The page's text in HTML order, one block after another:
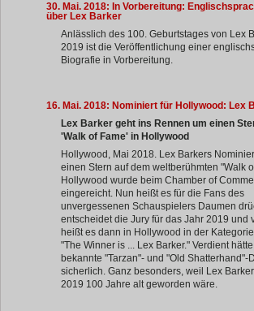
30. Mai. 2018: In Vorbereitung:
über Lex Barker
Anlässlich des 100. Geburtstages von Lex
2019 ist die Veröffentlichung einer
Biografie in Vorbereitung.
16. Mai. 2018: Nominiert für Hollywood: Lex
Lex Barker geht ins Rennen um einen
'Walk of Fame' in Hollywood
Hollywood, Mai 2018. Lex Barkers
einen Stern auf dem weltberühmten "Walk
Hollywood wurde beim Chamber of
eingereicht. Nun heißt es für die Fans des
unvergessenen Schauspielers Daumen
entscheidet die Jury für das Jahr 2019 und
heißt es dann in Hollywood in der
"The Winner is ... Lex Barker." Verdient
bekannte "Tarzan"- und "Old Shatterhand"-
sicherlich. Ganz besonders, weil Lex
2019 100 Jahre alt geworden wäre.